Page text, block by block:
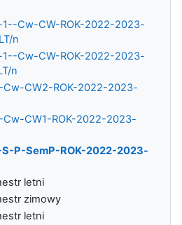
Cw-CW-ROK-2022-2023-
n
Cw-CW-ROK-2022-2023-
n
CW2-ROK-2022-2023-
CW1-ROK-2022-2023-
P-SemP-ROK-2022-2023-
letni
zimowy
letni